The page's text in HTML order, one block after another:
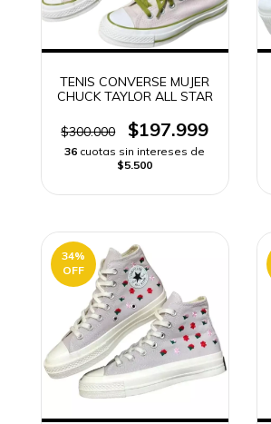
TENIS CONVERSE MUJER
CHUCK TAYLOR ALL STAR
$300.000 $197.999
36 cuotas sin intereses de
$5.500
34%
OFF